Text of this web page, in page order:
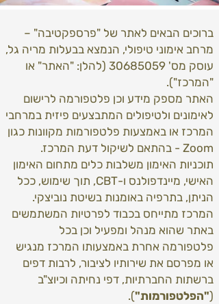
ברוכים הבאים לאתר של "פרספקטיבה" –
מרחב אימוני טיפולי, הנמצא בבעלות מריה גל,
עוסק מס' 30685059 (להלן: "האתר" או
"המרכז").
האתר מספק מידע וכן פלטפורמה לרישום
לאימונים ולטיפולים המתבצעים פיזית במרחבי
המרכז או באמצעות פלטפורמות מקוונות כגון
Zoom - בהתאם לשיקול דעת המרכז.
תוכניות האימון משלבות כלים מתחום האימון
האישי, מיינדפולנס ו-CBT, תוך שימוש, ככל
הניתן, בתרפיה באומנות בשיטת נוביצקי.
המרכז מתייחס בכבוד לפרטיות המשתמשים
באתר שהוא מנהל ומפעיל וכן בכל
פלטפורמה אחרת באמצעותו המרכז מנגיש
או מפרסם את שירותיו לציבור, לרבות דפים
ברשתות החברתיות, דפי נחיתה וכיוצ"ב
("הפלטפורמות").